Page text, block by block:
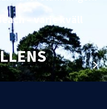
– varje kväll